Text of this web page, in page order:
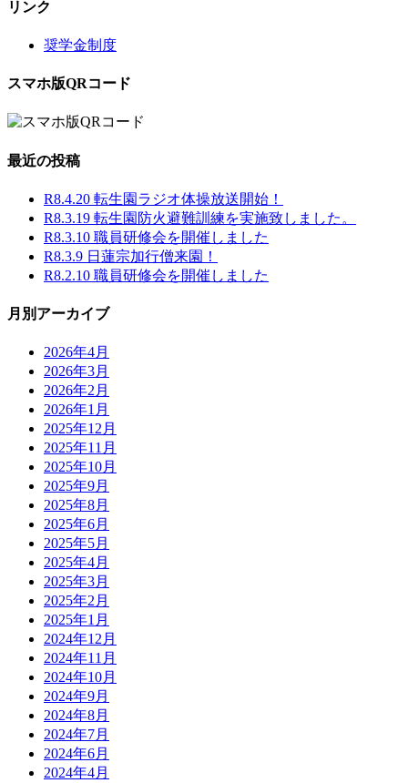
リンク
奨学金制度
スマホ版QRコード
最近の投稿
R8.4.20 転生園ラジオ体操放送開始！
R8.3.19 転生園防火避難訓練を実施致しました。
R8.3.10 職員研修会を開催しました
R8.3.9 日蓮宗加行僧来園！
R8.2.10 職員研修会を開催しました
月別アーカイブ
2026年4月
2026年3月
2026年2月
2026年1月
2025年12月
2025年11月
2025年10月
2025年9月
2025年8月
2025年6月
2025年5月
2025年4月
2025年3月
2025年2月
2025年1月
2024年12月
2024年11月
2024年10月
2024年9月
2024年8月
2024年7月
2024年6月
2024年4月